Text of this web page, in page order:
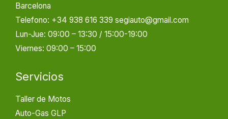
Barcelona
Telefono: +34 938 616 339 segiauto@gmail.com
Lun-Jue: 09:00 – 13:30 / 15:00-19:00
Viernes: 09:00 – 15:00
Servicios
Taller de Motos
Auto-Gas GLP